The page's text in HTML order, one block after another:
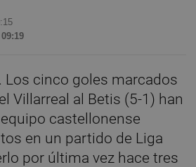
Los cinco goles marcados
Villarreal al Betis (5-1) han
castellonense
en un partido de Liga
por última vez hace tres